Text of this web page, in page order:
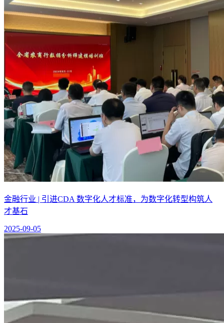
金融行业 | 引进CDA 数字化人才标准，为数字化转型构筑人
才基石
2025-09-05